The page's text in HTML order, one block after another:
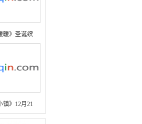
暖》圣诞缤
镇》12月21